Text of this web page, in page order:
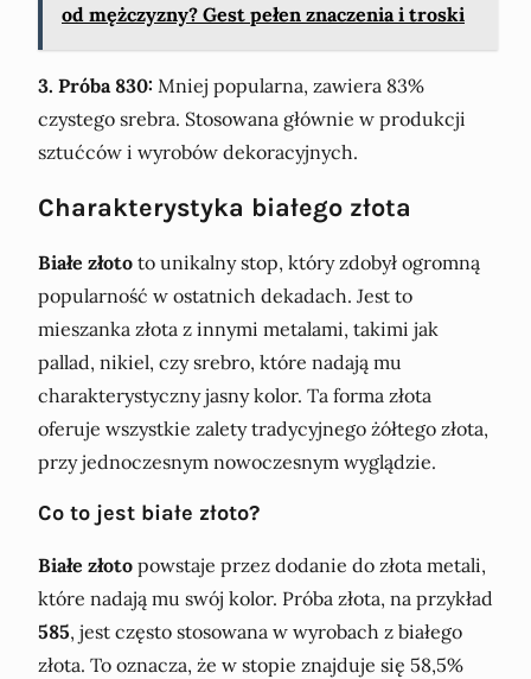
od mężczyzny? Gest pełen znaczenia i troski
3. Próba 830: Mniej popularna, zawiera 83%
czystego srebra. Stosowana głównie w produkcji
sztućców i wyrobów dekoracyjnych.
Charakterystyka białego złota
Białe złoto to unikalny stop, który zdobył ogromną
popularność w ostatnich dekadach. Jest to
mieszanka złota z innymi metalami, takimi jak
pallad, nikiel, czy srebro, które nadają mu
charakterystyczny jasny kolor. Ta forma złota
oferuje wszystkie zalety tradycyjnego żółtego złota,
przy jednoczesnym nowoczesnym wyglądzie.
Co to jest białe złoto?
Białe złoto powstaje przez dodanie do złota metali,
które nadają mu swój kolor. Próba złota, na przykład
585, jest często stosowana w wyrobach z białego
złota. To oznacza, że w stopie znajduje się 58,5%